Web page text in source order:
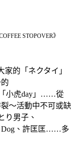
STOPOVER》
的「ネクタイ」
「小虎day」……從
～活動中不可或缺
り男子、
Dog、許匡匡……多